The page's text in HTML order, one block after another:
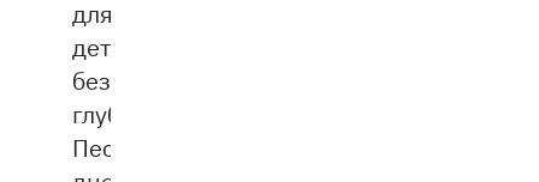
для
детей
без
глубины.
Песчаное